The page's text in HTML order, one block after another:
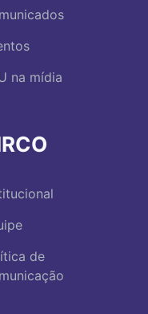
na mídia
de